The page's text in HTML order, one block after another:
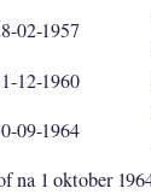
02-1957
12-1960
09-1964
na 1 oktober